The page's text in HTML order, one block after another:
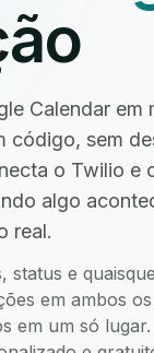
Calendar
sem
o Twilio e
algo
real.
status e
em ambos
em um só